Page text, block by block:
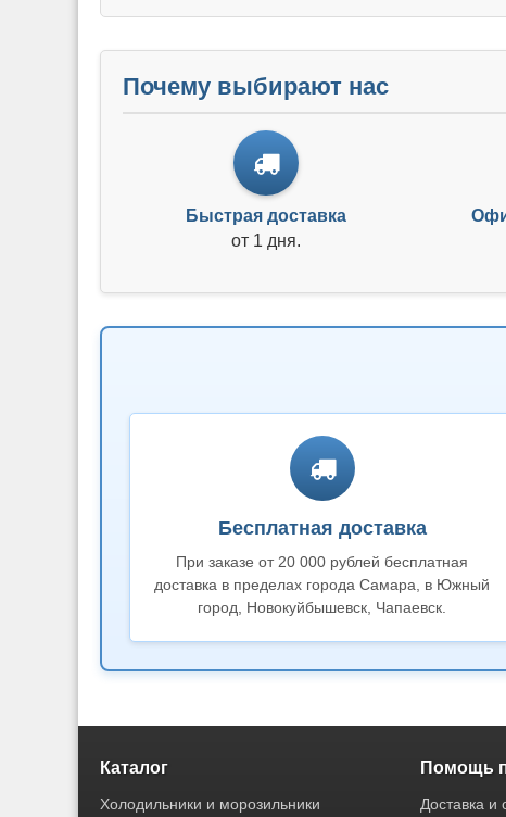
Почему выбирают нас
Быстрая доставка
от 1 дня.
Бесплатная доставка
При заказе от 20 000 рублей бесплатная
доставка в пределах города Самара, в Южный
город, Новокуйбышевск, Чапаевск.
Каталог
Холодильники и морозильники
Помощь
Доставка и